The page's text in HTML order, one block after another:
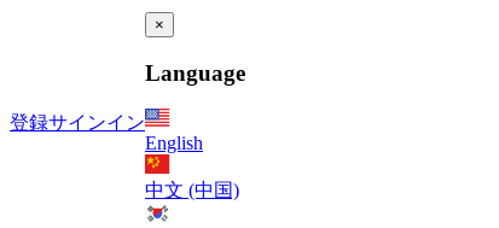
登録サインイン
×
Language
English
中文 (中国)